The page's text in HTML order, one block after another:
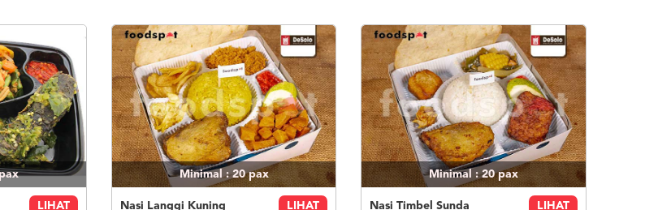
LIHAT
Minimal : 20pax
Nasi Langgi Kuning LIHAT
Minimal : 20pax
Nasi Timbel Sunda LIHAT